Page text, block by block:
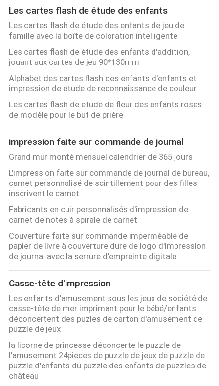
Les cartes flash de étude des enfants
Les cartes flash de étude des enfants de jeu de
famille avec la boîte de coloration intelligente
Les cartes flash de étude des enfants d'addition,
jouant aux cartes de jeu 90*130mm
Alphabet des cartes flash des enfants d'enfants et
impression de étude de reconnaissance de couleur
Les cartes flash de étude de fleur des enfants roses
de modèle pour le but de prière
impression faite sur commande de journal
Grand mur monté mensuel calendrier de 365 jours
L'impression faite sur commande de journal de bureau,
carnet personnalisé de scintillement pour des filles
inscrivent le carnet
Fabricants en cuir personnalisés d'impression de
carnet de notes à spirale de carnet
Couverture faite sur commande imperméable de
papier de livre à couverture dure de logo d'impression
de journal avec la serrure d'empreinte digitale
Casse-tête d'impression
Les enfants d'amusement sous les jeux de société de
casse-tête de mer imprimant pour le bébé/enfants
déconcertent des puzles de carton d'amusement de
puzzle de jeux
la licorne de princesse déconcerte le puzzle de
l'amusement 24pieces de puzzle de jeux de puzzle de
puzzle d'enfants du puzzle des enfants de puzzles de
château